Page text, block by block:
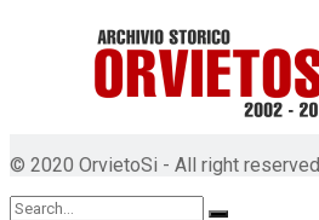
© 2020 OrvietoSi - All right reserved